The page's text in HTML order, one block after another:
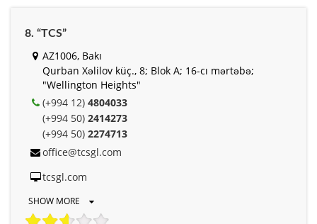
8. “TCS”
AZ1006, Bakı
Qurban Xəlilov küç., 8; Blok A; 16-cı mərtəbə;
"Wellington Heights"
(+994 12) 4804033
(+994 50) 2414273
(+994 50) 2274713
office@tcsgl.com
tcsgl.com
SHOW MORE